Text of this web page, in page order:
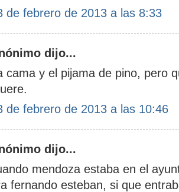
de febrero de 2013 a las 8:33
dijo...
cama y el pijama de pino, pero
de febrero de 2013 a las 10:46
dijo...
mendoza estaba en el
fernando esteban, si que